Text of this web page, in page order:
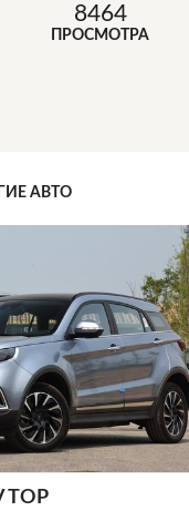
8464
ПРОСМОТРА
АВТО
TOP